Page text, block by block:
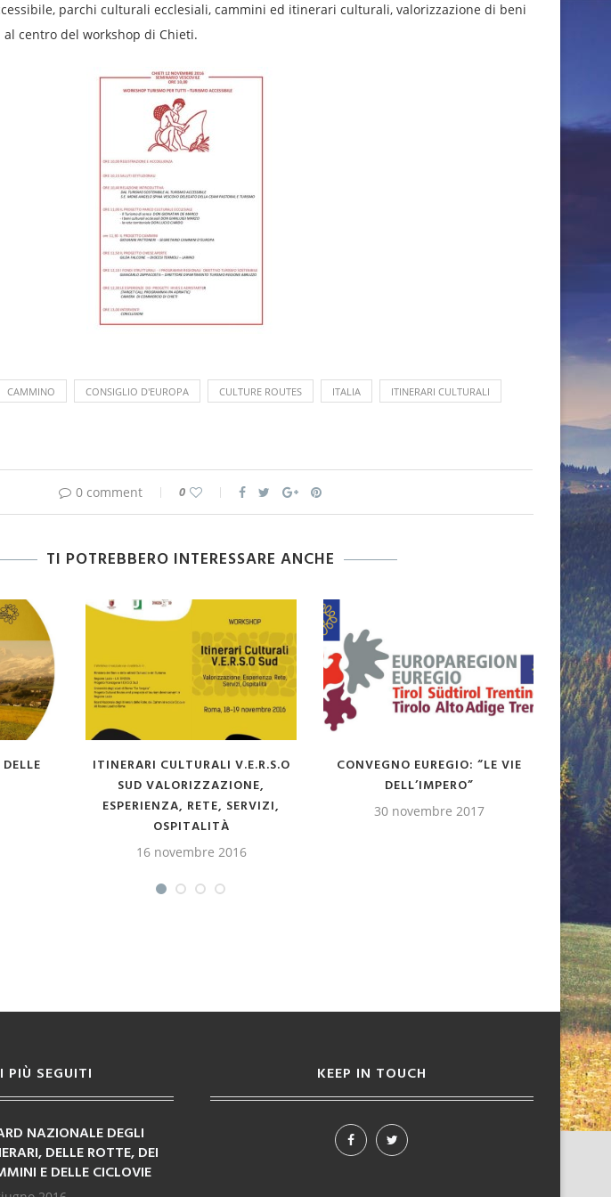
parchi culturali ecclesiali, cammini ed itinerari culturali, valorizzazione di beni
centro del workshop di Chieti.
CAMMINO CONSIGLIO D'EUROPA CULTURE ROUTES ITALIA ITINERARI CULTURALI
0 comment 0
TI POTREBBERO INTERESSARE ANCHE
V.E.R.S.O
RETE, SERVIZI,
CONVEGNO EUREGIO: “LE VIE
DELL’IMPERO”
30 novembre 2017
MAPPA DEI SITI E DEGLI
ITINERARI ARCHEOLOGICI
SUBACQUEI IN SICILIA
PIÙ SEGUITI
NAZIONALE DEGLI
DELLE ROTTE, DEI
E DELLE CICLOVIE
KEEP IN TOUCH